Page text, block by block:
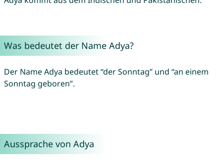
Was bedeutet der Name Adya?
Der Name Adya bedeutet “der Sonntag” und “an einem
Sonntag geboren”.
Aussprache von Adya